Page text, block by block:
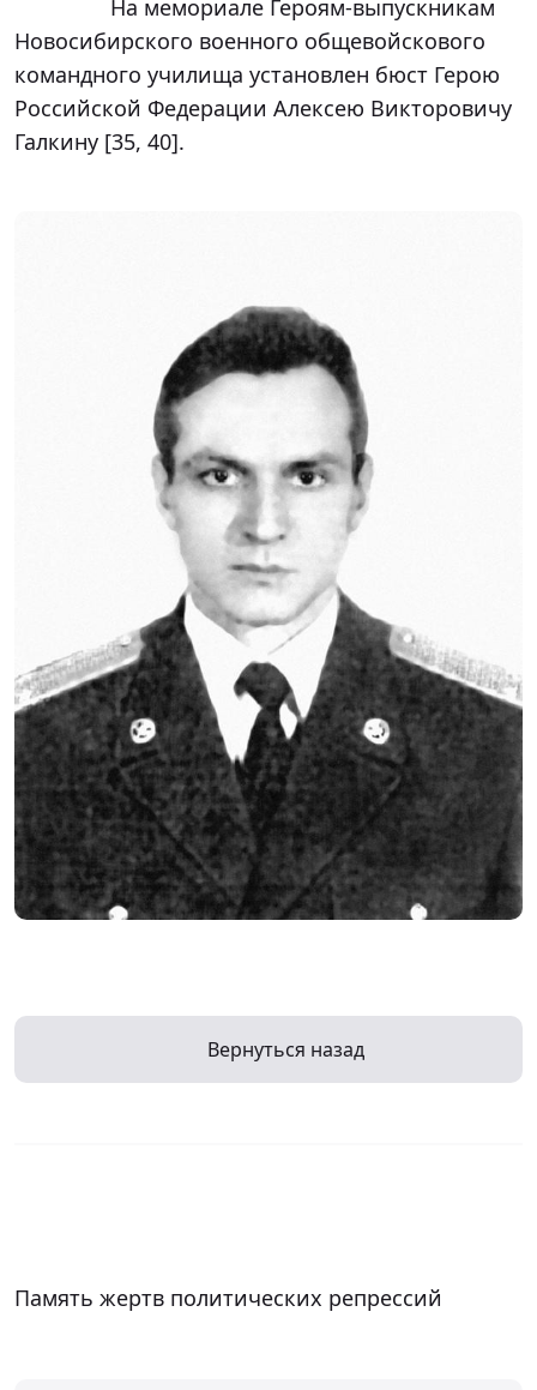
Новосибирского военного общевойскового
командного училища установлен бюст Герою
Российской Федерации Алексею Викторовичу
Галкину [35, 40].
Вернуться назад
Память жертв политических репрессий